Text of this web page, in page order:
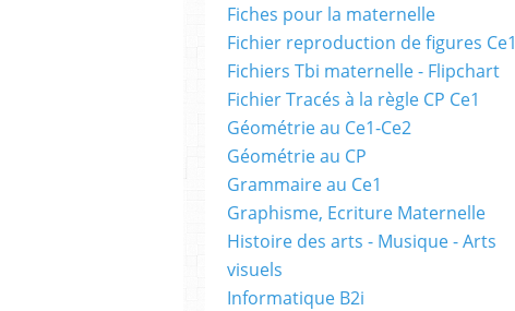
Fiches pour la maternelle
Fichier reproduction de figures Ce1
Fichiers Tbi maternelle - Flipchart
Fichier Tracés à la règle CP Ce1
Géométrie au Ce1-Ce2
Géométrie au CP
Grammaire au Ce1
Graphisme, Ecriture Maternelle
Histoire des arts - Musique - Arts
visuels
Informatique B2i